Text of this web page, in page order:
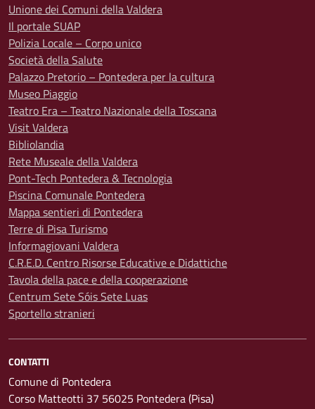
Unione dei Comuni della Valdera
Il portale SUAP
Polizia Locale – Corpo unico
Società della Salute
Palazzo Pretorio – Pontedera per la cultura
Museo Piaggio
Teatro Era – Teatro Nazionale della Toscana
Visit Valdera
Bibliolandia
Rete Museale della Valdera
Pont-Tech Pontedera & Tecnologia
Piscina Comunale Pontedera
Mappa sentieri di Pontedera
Terre di Pisa Turismo
Informagiovani Valdera
C.R.E.D. Centro Risorse Educative e Didattiche
Tavola della pace e della cooperazione
Centrum Sete Sóis Sete Luas
Sportello stranieri
CONTATTI
Comune di Pontedera
Corso Matteotti 37 56025 Pontedera (Pisa)